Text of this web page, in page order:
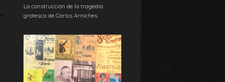
La construcción de la tragedia
grotesca de Carlos Arniches.